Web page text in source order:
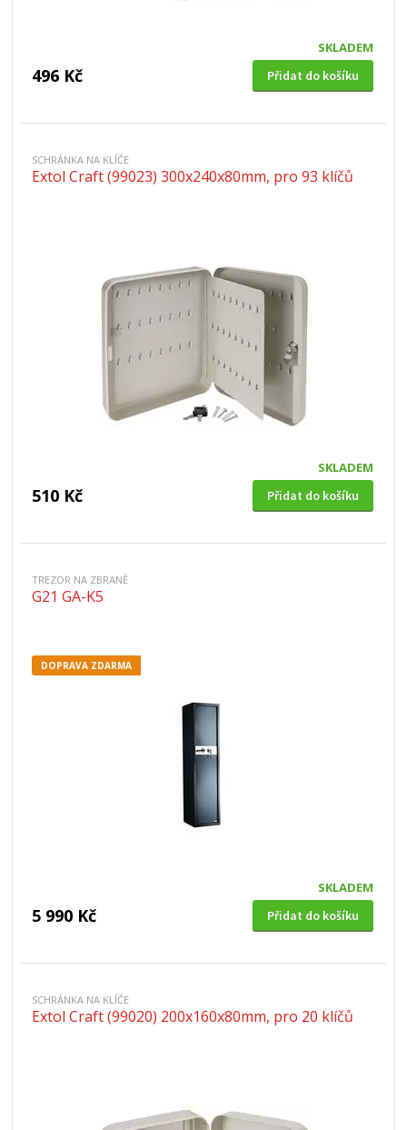
SKLADEM
496 Kč Přidat do košíku
SCHRÁNKA NA KLÍČE
Extol Craft (99023) 300x240x80mm, pro 93 klíčů
SKLADEM
510 Kč Přidat do košíku
TREZOR NA ZBRANĚ
G21 GA-K5
DOPRAVA ZDARMA
SKLADEM
5 990 Kč Přidat do košíku
SCHRÁNKA NA KLÍČE
Extol Craft (99020) 200x160x80mm, pro 20 klíčů